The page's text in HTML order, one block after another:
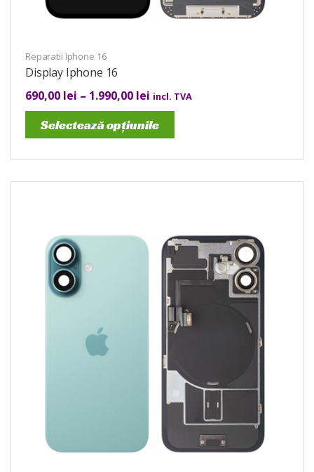
Reparatii Iphone 16
Display Iphone 16
690,00 lei – 1.990,00 lei incl. TVA
Selectează opțiunile